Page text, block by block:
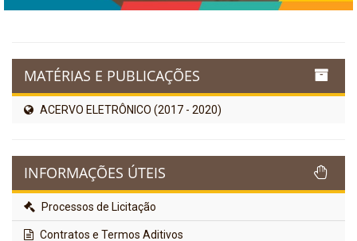
MATÉRIAS E PUBLICAÇÕES
ACERVO ELETRÔNICO (2017 - 2020)
INFORMAÇÕES ÚTEIS
Processos de Licitação
Contratos e Termos Aditivos